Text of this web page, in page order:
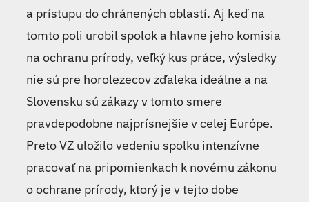
a prístupu do chránených oblastí. Aj keď na
tomto poli urobil spolok a hlavne jeho komisia
na ochranu prírody, veľký kus práce, výsledky
nie sú pre horolezecov zďaleka ideálne a na
Slovensku sú zákazy v tomto smere
pravdepodobne najprísnejšie v celej Európe.
Preto VZ uložilo vedeniu spolku intenzívne
pracovať na pripomienkach k novému zákonu
o ochrane prírody, ktorý je v tejto dobe